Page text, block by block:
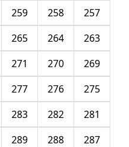
257
258
259
263
264
265
269
270
271
275
276
277
281
282
283
287
288
289